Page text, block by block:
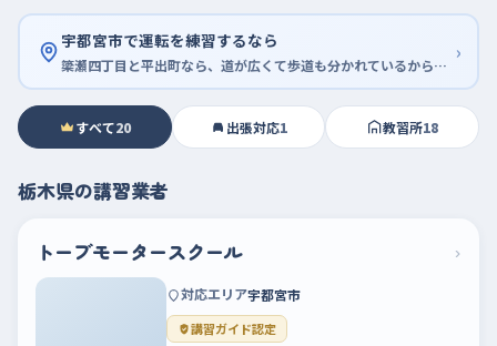
宇都宮市で運転を練習するなら
簗瀬四丁目と平出町なら、道が広くて歩道も分かれているから落ち着いて走れる ›
すべて20 出張対応1 教習所18
栃木県の講習業者
トーブモータースクール ›
対応エリア宇都宮市
講習ガイド認定